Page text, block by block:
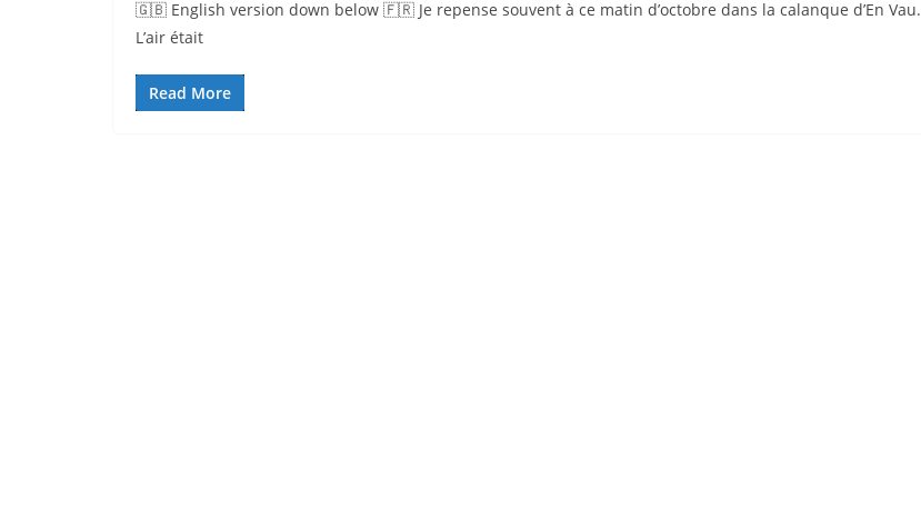
🇬🇧 English version down below 🇫🇷 Je repense souvent à ce matin d’octobre dans la calanque d’En Vau.
L’air était
Read More